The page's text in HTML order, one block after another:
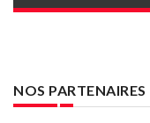
NOS PARTENAIRES